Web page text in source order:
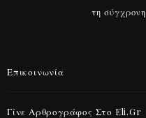
τη
Επικοινωνία
Γίνε Αρθρογράφος Στο Eli.gr